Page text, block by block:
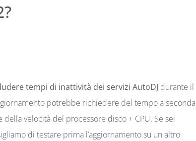
tempi di inattività dei servizi AutoDJ durante il
potrebbe richiedere del tempo a seconda
velocità del processore disco + CPU. Se sei
di testare prima l’aggiornamento su un altro